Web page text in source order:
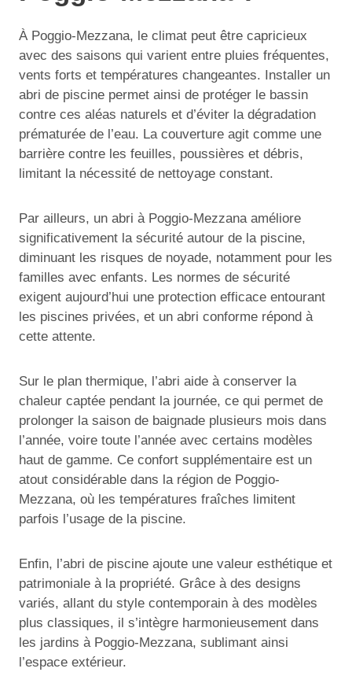
À Poggio-Mezzana, le climat peut être capricieux
avec des saisons qui varient entre pluies fréquentes,
vents forts et températures changeantes. Installer un
abri de piscine permet ainsi de protéger le bassin
contre ces aléas naturels et d’éviter la dégradation
prématurée de l’eau. La couverture agit comme une
barrière contre les feuilles, poussières et débris,
limitant la nécessité de nettoyage constant.
Par ailleurs, un abri à Poggio-Mezzana améliore
significativement la sécurité autour de la piscine,
diminuant les risques de noyade, notamment pour les
familles avec enfants. Les normes de sécurité
exigent aujourd’hui une protection efficace entourant
les piscines privées, et un abri conforme répond à
cette attente.
Sur le plan thermique, l’abri aide à conserver la
chaleur captée pendant la journée, ce qui permet de
prolonger la saison de baignade plusieurs mois dans
l’année, voire toute l’année avec certains modèles
haut de gamme. Ce confort supplémentaire est un
atout considérable dans la région de Poggio-
Mezzana, où les températures fraîches limitent
parfois l’usage de la piscine.
Enfin, l’abri de piscine ajoute une valeur esthétique et
patrimoniale à la propriété. Grâce à des designs
variés, allant du style contemporain à des modèles
plus classiques, il s’intègre harmonieusement dans
les jardins à Poggio-Mezzana, sublimant ainsi
l’espace extérieur.